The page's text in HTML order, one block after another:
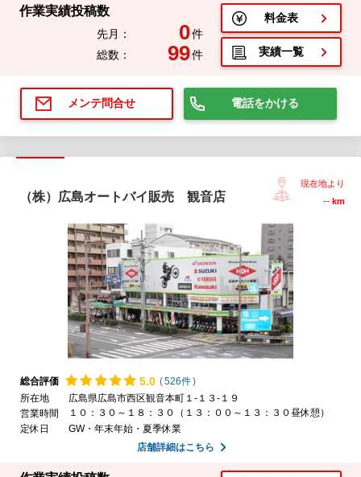
作業実績投稿数
先月： 0件
総数：
99件
料金表
実績一覧
メンテ問合せ 電話をかける
（株）広島オートバイ販売 観音店
現在地より
-- km
総合評価 5.0 (526件)
所在地
広島県広島市西区観音本町１-１３-１９
営業時間
１０：３０～１８：３０（１３：００～１３：３０昼休憩）
定休日
GW・年末年始・夏季休業
店舗詳細はこちら